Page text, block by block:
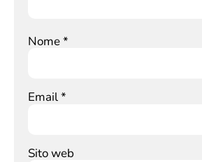
Nome*
Email*
Sito web